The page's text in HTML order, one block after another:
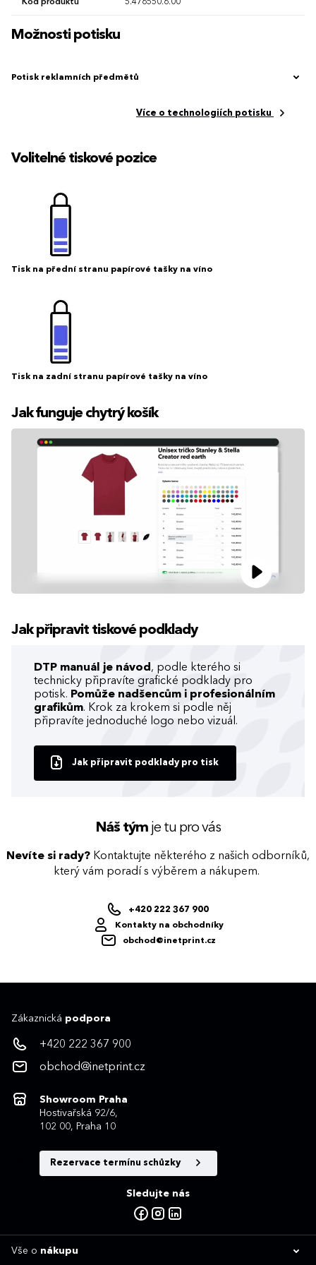
Kód produktu 5.476550.6.00
Možnosti potisku
Potisk reklamních předmětů
Více o technologiích potisku
Volitelné tiskové pozice
Tisk na přední stranu papírové tašky na víno
Tisk na zadní stranu papírové tašky na víno
Jak funguje chytrý košík
Jak připravit tiskové podklady
DTP manuál je návod , podle kterého si
technicky připravíte grafické podklady pro
potisk. Pomůže nadšencům i profesionálním
grafikům. Krok za krokem si podle něj
připravíte jednoduché logo nebo vizuál.
Jak připravit podklady pro tisk
Náš týmje tu pro vás
Nevíte si rady? Kontaktujte některého z našich odborníků,
který vám poradí s výběrem a nákupem.
+420 222 367 900
Kontakty na obchodníky
obchod@inetprint.cz
Zákaznická podpora
+420 222 367 900
obchod@inetprint.cz
Showroom Praha
Hostivařská 92/6,
102 00, Praha 10
Rezervace termínu schůzky
Sledujte nás
Vše o nákupu